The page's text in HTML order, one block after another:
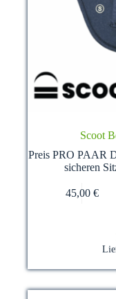
Scoot
Preis PRO PAAR
sicheren
45,00 €
may